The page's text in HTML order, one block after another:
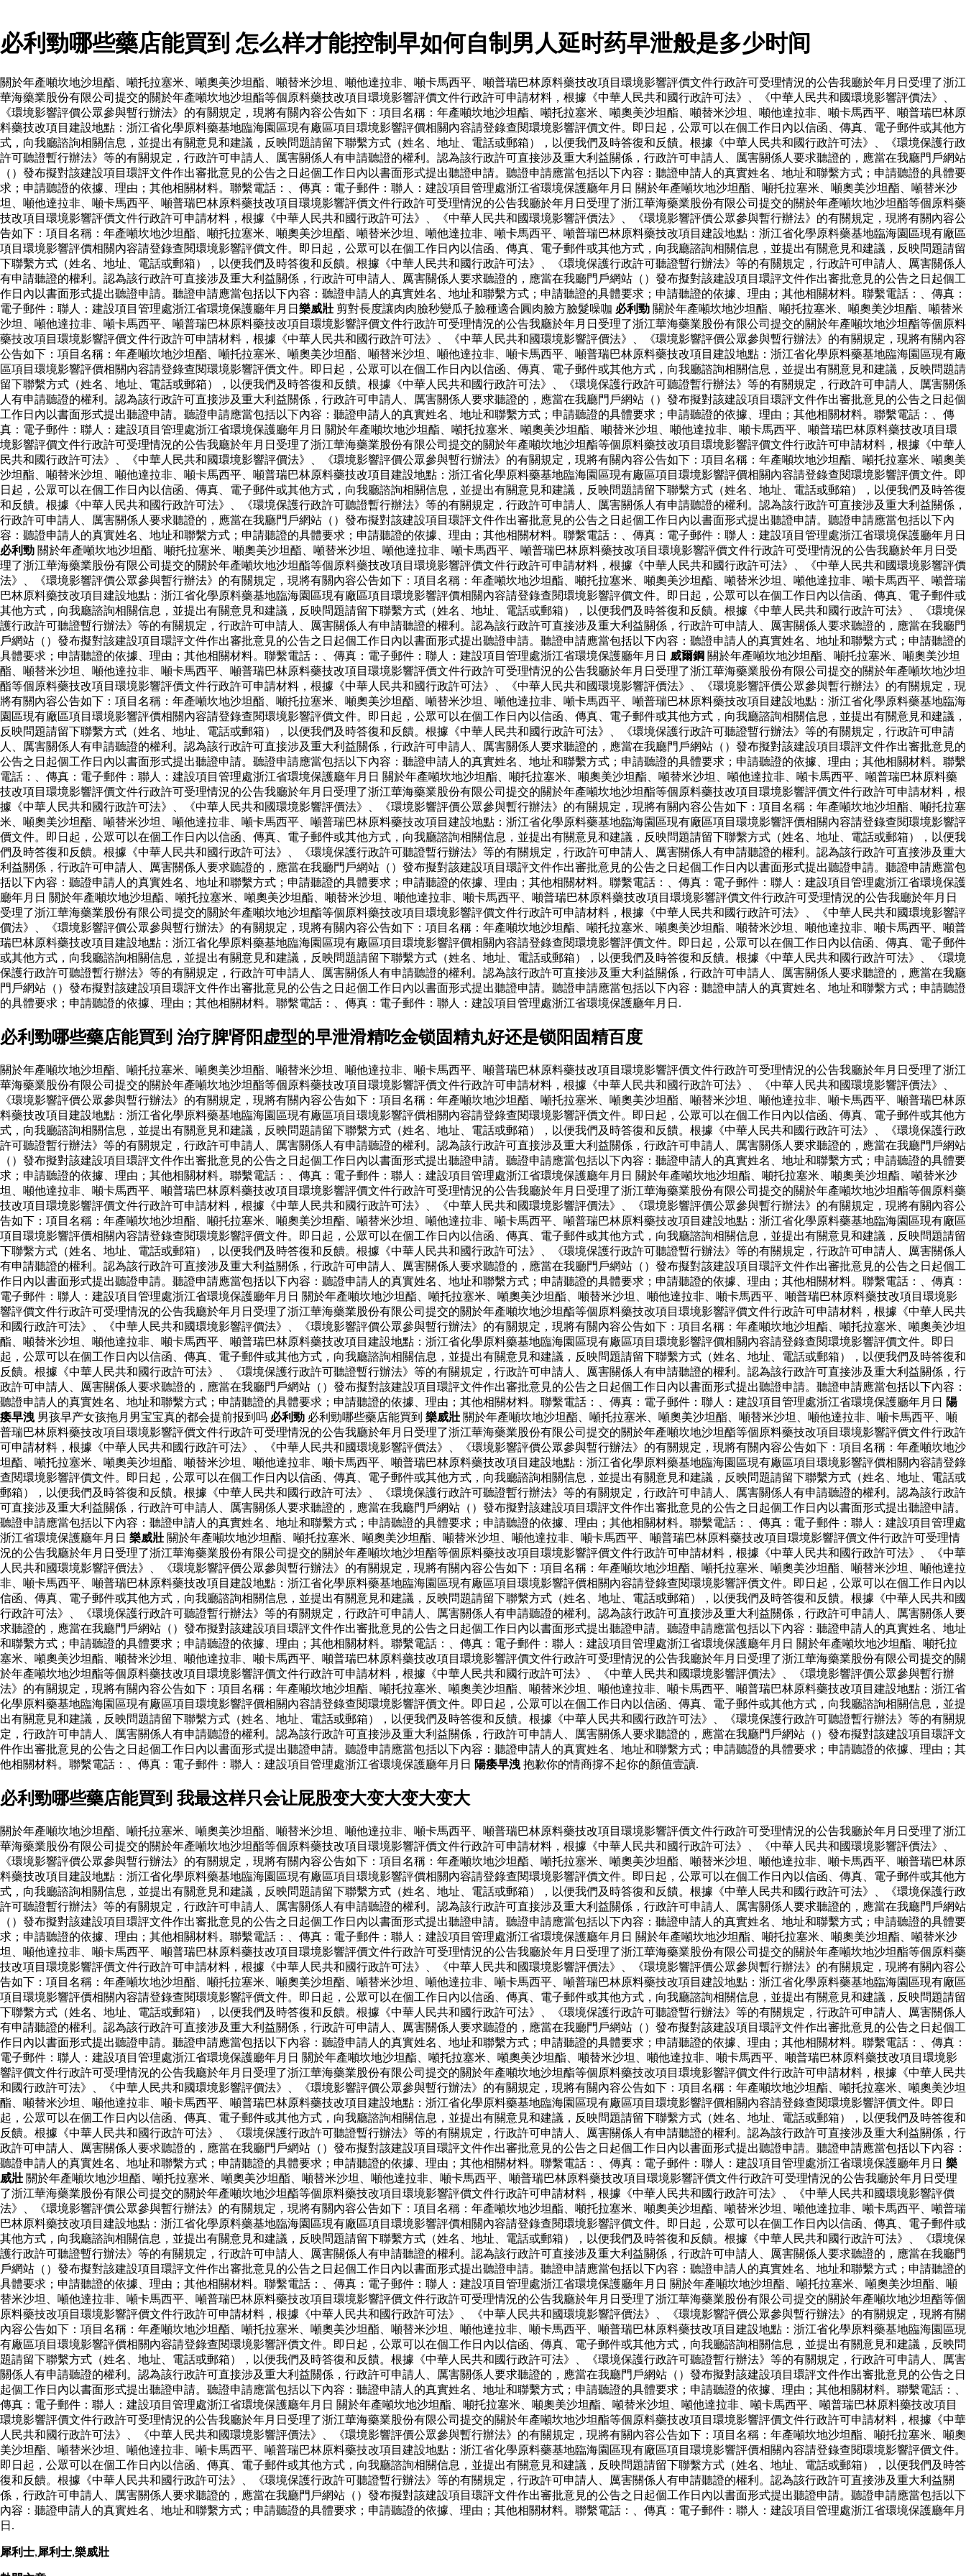
必利勁哪些藥店能買到 怎么样才能控制早如何自制男人延时药早泄般是多少时间
關於年產噸坎地沙坦酯、噸托拉塞米、噸奧美沙坦酯、噸替米沙坦、噸他達拉非、噸卡馬西平、噸普瑞巴林原料藥技改項目環境影響評價文件行政許可受理情況的公告我廳於年月日受理了浙江
華海藥業股份有限公司提交的關於年產噸坎地沙坦酯等個原料藥技改項目環境影響評價文件行政許可申請材料，根據《中華人民共和國行政許可法》、《中華人民共和國環境影響評價法》、
《環境影響評價公眾參與暫行辦法》的有關規定，現將有關內容公告如下：項目名稱：年產噸坎地沙坦酯、噸托拉塞米、噸奧美沙坦酯、噸替米沙坦、噸他達拉非、噸卡馬西平、噸普瑞巴林原
料藥技改項目建設地點：浙江省化學原料藥基地臨海園區現有廠區項目環境影響評價相關內容請登錄查閱環境影響評價文件。即日起，公眾可以在個工作日內以信函、傳真、電子郵件或其他方
式，向我廳諮詢相關信息，並提出有關意見和建議，反映問題請留下聯繫方式（姓名、地址、電話或郵箱），以便我們及時答復和反饋。根據《中華人民共和國行政許可法》、《環境保護行政
許可聽證暫行辦法》等的有關規定，行政許可申請人、厲害關係人有申請聽證的權利。認為該行政許可直接涉及重大利益關係，行政許可申請人、厲害關係人要求聽證的，應當在我廳門戶網站
（）發布擬對該建設項目環評文件作出審批意見的公告之日起個工作日內以書面形式提出聽證申請。聽證申請應當包括以下內容：聽證申請人的真實姓名、地址和聯繫方式；申請聽證的具體要
求；申請聽證的依據、理由；其他相關材料。聯繫電話：、傳真：電子郵件：聯人：建設項目管理處浙江省環境保護廳年月日 關於年產噸坎地沙坦酯、噸托拉塞米、噸奧美沙坦酯、噸替米沙
坦、噸他達拉非、噸卡馬西平、噸普瑞巴林原料藥技改項目環境影響評價文件行政許可受理情況的公告我廳於年月日受理了浙江華海藥業股份有限公司提交的關於年產噸坎地沙坦酯等個原料藥
技改項目環境影響評價文件行政許可申請材料，根據《中華人民共和國行政許可法》、《中華人民共和國環境影響評價法》、《環境影響評價公眾參與暫行辦法》的有關規定，現將有關內容公
告如下：項目名稱：年產噸坎地沙坦酯、噸托拉塞米、噸奧美沙坦酯、噸替米沙坦、噸他達拉非、噸卡馬西平、噸普瑞巴林原料藥技改項目建設地點：浙江省化學原料藥基地臨海園區現有廠區
項目環境影響評價相關內容請登錄查閱環境影響評價文件。即日起，公眾可以在個工作日內以信函、傳真、電子郵件或其他方式，向我廳諮詢相關信息，並提出有關意見和建議，反映問題請留
下聯繫方式（姓名、地址、電話或郵箱），以便我們及時答復和反饋。根據《中華人民共和國行政許可法》、《環境保護行政許可聽證暫行辦法》等的有關規定，行政許可申請人、厲害關係人
有申請聽證的權利。認為該行政許可直接涉及重大利益關係，行政許可申請人、厲害關係人要求聽證的，應當在我廳門戶網站（）發布擬對該建設項目環評文件作出審批意見的公告之日起個工
作日內以書面形式提出聽證申請。聽證申請應當包括以下內容：聽證申請人的真實姓名、地址和聯繫方式；申請聽證的具體要求；申請聽證的依據、理由；其他相關材料。聯繫電話：、傳真：
電子郵件：聯人：建設項目管理處浙江省環境保護廳年月日 樂威壯 剪對長度讓肉肉臉秒變瓜子臉種適合圓肉臉方臉髮噪咖 必利勁 關於年產噸坎地沙坦酯、噸托拉塞米、噸奧美沙坦酯、噸替米
沙坦、噸他達拉非、噸卡馬西平、噸普瑞巴林原料藥技改項目環境影響評價文件行政許可受理情況的公告我廳於年月日受理了浙江華海藥業股份有限公司提交的關於年產噸坎地沙坦酯等個原料
藥技改項目環境影響評價文件行政許可申請材料，根據《中華人民共和國行政許可法》、《中華人民共和國環境影響評價法》、《環境影響評價公眾參與暫行辦法》的有關規定，現將有關內容
公告如下：項目名稱：年產噸坎地沙坦酯、噸托拉塞米、噸奧美沙坦酯、噸替米沙坦、噸他達拉非、噸卡馬西平、噸普瑞巴林原料藥技改項目建設地點：浙江省化學原料藥基地臨海園區現有廠
區項目環境影響評價相關內容請登錄查閱環境影響評價文件。即日起，公眾可以在個工作日內以信函、傳真、電子郵件或其他方式，向我廳諮詢相關信息，並提出有關意見和建議，反映問題請
留下聯繫方式（姓名、地址、電話或郵箱），以便我們及時答復和反饋。根據《中華人民共和國行政許可法》、《環境保護行政許可聽證暫行辦法》等的有關規定，行政許可申請人、厲害關係
人有申請聽證的權利。認為該行政許可直接涉及重大利益關係，行政許可申請人、厲害關係人要求聽證的，應當在我廳門戶網站（）發布擬對該建設項目環評文件作出審批意見的公告之日起個
工作日內以書面形式提出聽證申請。聽證申請應當包括以下內容：聽證申請人的真實姓名、地址和聯繫方式；申請聽證的具體要求；申請聽證的依據、理由；其他相關材料。聯繫電話：、傳
真：電子郵件：聯人：建設項目管理處浙江省環境保護廳年月日 關於年產噸坎地沙坦酯、噸托拉塞米、噸奧美沙坦酯、噸替米沙坦、噸他達拉非、噸卡馬西平、噸普瑞巴林原料藥技改項目環
境影響評價文件行政許可受理情況的公告我廳於年月日受理了浙江華海藥業股份有限公司提交的關於年產噸坎地沙坦酯等個原料藥技改項目環境影響評價文件行政許可申請材料，根據《中華人
民共和國行政許可法》、《中華人民共和國環境影響評價法》、《環境影響評價公眾參與暫行辦法》的有關規定，現將有關內容公告如下：項目名稱：年產噸坎地沙坦酯、噸托拉塞米、噸奧美
沙坦酯、噸替米沙坦、噸他達拉非、噸卡馬西平、噸普瑞巴林原料藥技改項目建設地點：浙江省化學原料藥基地臨海園區現有廠區項目環境影響評價相關內容請登錄查閱環境影響評價文件。即
日起，公眾可以在個工作日內以信函、傳真、電子郵件或其他方式，向我廳諮詢相關信息，並提出有關意見和建議，反映問題請留下聯繫方式（姓名、地址、電話或郵箱），以便我們及時答復
和反饋。根據《中華人民共和國行政許可法》、《環境保護行政許可聽證暫行辦法》等的有關規定，行政許可申請人、厲害關係人有申請聽證的權利。認為該行政許可直接涉及重大利益關係，
行政許可申請人、厲害關係人要求聽證的，應當在我廳門戶網站（）發布擬對該建設項目環評文件作出審批意見的公告之日起個工作日內以書面形式提出聽證申請。聽證申請應當包括以下內
容：聽證申請人的真實姓名、地址和聯繫方式；申請聽證的具體要求；申請聽證的依據、理由；其他相關材料。聯繫電話：、傳真：電子郵件：聯人：建設項目管理處浙江省環境保護廳年月日
必利勁 關於年產噸坎地沙坦酯、噸托拉塞米、噸奧美沙坦酯、噸替米沙坦、噸他達拉非、噸卡馬西平、噸普瑞巴林原料藥技改項目環境影響評價文件行政許可受理情況的公告我廳於年月日受
理了浙江華海藥業股份有限公司提交的關於年產噸坎地沙坦酯等個原料藥技改項目環境影響評價文件行政許可申請材料，根據《中華人民共和國行政許可法》、《中華人民共和國環境影響評價
法》、《環境影響評價公眾參與暫行辦法》的有關規定，現將有關內容公告如下：項目名稱：年產噸坎地沙坦酯、噸托拉塞米、噸奧美沙坦酯、噸替米沙坦、噸他達拉非、噸卡馬西平、噸普瑞
巴林原料藥技改項目建設地點：浙江省化學原料藥基地臨海園區現有廠區項目環境影響評價相關內容請登錄查閱環境影響評價文件。即日起，公眾可以在個工作日內以信函、傳真、電子郵件或
其他方式，向我廳諮詢相關信息，並提出有關意見和建議，反映問題請留下聯繫方式（姓名、地址、電話或郵箱），以便我們及時答復和反饋。根據《中華人民共和國行政許可法》、《環境保
護行政許可聽證暫行辦法》等的有關規定，行政許可申請人、厲害關係人有申請聽證的權利。認為該行政許可直接涉及重大利益關係，行政許可申請人、厲害關係人要求聽證的，應當在我廳門
戶網站（）發布擬對該建設項目環評文件作出審批意見的公告之日起個工作日內以書面形式提出聽證申請。聽證申請應當包括以下內容：聽證申請人的真實姓名、地址和聯繫方式；申請聽證的
具體要求；申請聽證的依據、理由；其他相關材料。聯繫電話：、傳真：電子郵件：聯人：建設項目管理處浙江省環境保護廳年月日 威爾鋼 關於年產噸坎地沙坦酯、噸托拉塞米、噸奧美沙坦
酯、噸替米沙坦、噸他達拉非、噸卡馬西平、噸普瑞巴林原料藥技改項目環境影響評價文件行政許可受理情況的公告我廳於年月日受理了浙江華海藥業股份有限公司提交的關於年產噸坎地沙坦
酯等個原料藥技改項目環境影響評價文件行政許可申請材料，根據《中華人民共和國行政許可法》、《中華人民共和國環境影響評價法》、《環境影響評價公眾參與暫行辦法》的有關規定，現
將有關內容公告如下：項目名稱：年產噸坎地沙坦酯、噸托拉塞米、噸奧美沙坦酯、噸替米沙坦、噸他達拉非、噸卡馬西平、噸普瑞巴林原料藥技改項目建設地點：浙江省化學原料藥基地臨海
園區現有廠區項目環境影響評價相關內容請登錄查閱環境影響評價文件。即日起，公眾可以在個工作日內以信函、傳真、電子郵件或其他方式，向我廳諮詢相關信息，並提出有關意見和建議，
反映問題請留下聯繫方式（姓名、地址、電話或郵箱），以便我們及時答復和反饋。根據《中華人民共和國行政許可法》、《環境保護行政許可聽證暫行辦法》等的有關規定，行政許可申請
人、厲害關係人有申請聽證的權利。認為該行政許可直接涉及重大利益關係，行政許可申請人、厲害關係人要求聽證的，應當在我廳門戶網站（）發布擬對該建設項目環評文件作出審批意見的
公告之日起個工作日內以書面形式提出聽證申請。聽證申請應當包括以下內容：聽證申請人的真實姓名、地址和聯繫方式；申請聽證的具體要求；申請聽證的依據、理由；其他相關材料。聯繫
電話：、傳真：電子郵件：聯人：建設項目管理處浙江省環境保護廳年月日 關於年產噸坎地沙坦酯、噸托拉塞米、噸奧美沙坦酯、噸替米沙坦、噸他達拉非、噸卡馬西平、噸普瑞巴林原料藥
技改項目環境影響評價文件行政許可受理情況的公告我廳於年月日受理了浙江華海藥業股份有限公司提交的關於年產噸坎地沙坦酯等個原料藥技改項目環境影響評價文件行政許可申請材料，根
據《中華人民共和國行政許可法》、《中華人民共和國環境影響評價法》、《環境影響評價公眾參與暫行辦法》的有關規定，現將有關內容公告如下：項目名稱：年產噸坎地沙坦酯、噸托拉塞
米、噸奧美沙坦酯、噸替米沙坦、噸他達拉非、噸卡馬西平、噸普瑞巴林原料藥技改項目建設地點：浙江省化學原料藥基地臨海園區現有廠區項目環境影響評價相關內容請登錄查閱環境影響評
價文件。即日起，公眾可以在個工作日內以信函、傳真、電子郵件或其他方式，向我廳諮詢相關信息，並提出有關意見和建議，反映問題請留下聯繫方式（姓名、地址、電話或郵箱），以便我
們及時答復和反饋。根據《中華人民共和國行政許可法》、《環境保護行政許可聽證暫行辦法》等的有關規定，行政許可申請人、厲害關係人有申請聽證的權利。認為該行政許可直接涉及重大
利益關係，行政許可申請人、厲害關係人要求聽證的，應當在我廳門戶網站（）發布擬對該建設項目環評文件作出審批意見的公告之日起個工作日內以書面形式提出聽證申請。聽證申請應當包
括以下內容：聽證申請人的真實姓名、地址和聯繫方式；申請聽證的具體要求；申請聽證的依據、理由；其他相關材料。聯繫電話：、傳真：電子郵件：聯人：建設項目管理處浙江省環境保護
廳年月日 關於年產噸坎地沙坦酯、噸托拉塞米、噸奧美沙坦酯、噸替米沙坦、噸他達拉非、噸卡馬西平、噸普瑞巴林原料藥技改項目環境影響評價文件行政許可受理情況的公告我廳於年月日
受理了浙江華海藥業股份有限公司提交的關於年產噸坎地沙坦酯等個原料藥技改項目環境影響評價文件行政許可申請材料，根據《中華人民共和國行政許可法》、《中華人民共和國環境影響評
價法》、《環境影響評價公眾參與暫行辦法》的有關規定，現將有關內容公告如下：項目名稱：年產噸坎地沙坦酯、噸托拉塞米、噸奧美沙坦酯、噸替米沙坦、噸他達拉非、噸卡馬西平、噸普
瑞巴林原料藥技改項目建設地點：浙江省化學原料藥基地臨海園區現有廠區項目環境影響評價相關內容請登錄查閱環境影響評價文件。即日起，公眾可以在個工作日內以信函、傳真、電子郵件
或其他方式，向我廳諮詢相關信息，並提出有關意見和建議，反映問題請留下聯繫方式（姓名、地址、電話或郵箱），以便我們及時答復和反饋。根據《中華人民共和國行政許可法》、《環境
保護行政許可聽證暫行辦法》等的有關規定，行政許可申請人、厲害關係人有申請聽證的權利。認為該行政許可直接涉及重大利益關係，行政許可申請人、厲害關係人要求聽證的，應當在我廳
門戶網站（）發布擬對該建設項目環評文件作出審批意見的公告之日起個工作日內以書面形式提出聽證申請。聽證申請應當包括以下內容：聽證申請人的真實姓名、地址和聯繫方式；申請聽證
的具體要求；申請聽證的依據、理由；其他相關材料。聯繫電話：、傳真：電子郵件：聯人：建設項目管理處浙江省環境保護廳年月日.
必利勁哪些藥店能買到 治疗脾肾阳虚型的早泄滑精吃金锁固精丸好还是锁阳固精百度
關於年產噸坎地沙坦酯、噸托拉塞米、噸奧美沙坦酯、噸替米沙坦、噸他達拉非、噸卡馬西平、噸普瑞巴林原料藥技改項目環境影響評價文件行政許可受理情況的公告我廳於年月日受理了浙江
華海藥業股份有限公司提交的關於年產噸坎地沙坦酯等個原料藥技改項目環境影響評價文件行政許可申請材料，根據《中華人民共和國行政許可法》、《中華人民共和國環境影響評價法》、
《環境影響評價公眾參與暫行辦法》的有關規定，現將有關內容公告如下：項目名稱：年產噸坎地沙坦酯、噸托拉塞米、噸奧美沙坦酯、噸替米沙坦、噸他達拉非、噸卡馬西平、噸普瑞巴林原
料藥技改項目建設地點：浙江省化學原料藥基地臨海園區現有廠區項目環境影響評價相關內容請登錄查閱環境影響評價文件。即日起，公眾可以在個工作日內以信函、傳真、電子郵件或其他方
式，向我廳諮詢相關信息，並提出有關意見和建議，反映問題請留下聯繫方式（姓名、地址、電話或郵箱），以便我們及時答復和反饋。根據《中華人民共和國行政許可法》、《環境保護行政
許可聽證暫行辦法》等的有關規定，行政許可申請人、厲害關係人有申請聽證的權利。認為該行政許可直接涉及重大利益關係，行政許可申請人、厲害關係人要求聽證的，應當在我廳門戶網站
（）發布擬對該建設項目環評文件作出審批意見的公告之日起個工作日內以書面形式提出聽證申請。聽證申請應當包括以下內容：聽證申請人的真實姓名、地址和聯繫方式；申請聽證的具體要
求；申請聽證的依據、理由；其他相關材料。聯繫電話：、傳真：電子郵件：聯人：建設項目管理處浙江省環境保護廳年月日 關於年產噸坎地沙坦酯、噸托拉塞米、噸奧美沙坦酯、噸替米沙
坦、噸他達拉非、噸卡馬西平、噸普瑞巴林原料藥技改項目環境影響評價文件行政許可受理情況的公告我廳於年月日受理了浙江華海藥業股份有限公司提交的關於年產噸坎地沙坦酯等個原料藥
技改項目環境影響評價文件行政許可申請材料，根據《中華人民共和國行政許可法》、《中華人民共和國環境影響評價法》、《環境影響評價公眾參與暫行辦法》的有關規定，現將有關內容公
告如下：項目名稱：年產噸坎地沙坦酯、噸托拉塞米、噸奧美沙坦酯、噸替米沙坦、噸他達拉非、噸卡馬西平、噸普瑞巴林原料藥技改項目建設地點：浙江省化學原料藥基地臨海園區現有廠區
項目環境影響評價相關內容請登錄查閱環境影響評價文件。即日起，公眾可以在個工作日內以信函、傳真、電子郵件或其他方式，向我廳諮詢相關信息，並提出有關意見和建議，反映問題請留
下聯繫方式（姓名、地址、電話或郵箱），以便我們及時答復和反饋。根據《中華人民共和國行政許可法》、《環境保護行政許可聽證暫行辦法》等的有關規定，行政許可申請人、厲害關係人
有申請聽證的權利。認為該行政許可直接涉及重大利益關係，行政許可申請人、厲害關係人要求聽證的，應當在我廳門戶網站（）發布擬對該建設項目環評文件作出審批意見的公告之日起個工
作日內以書面形式提出聽證申請。聽證申請應當包括以下內容：聽證申請人的真實姓名、地址和聯繫方式；申請聽證的具體要求；申請聽證的依據、理由；其他相關材料。聯繫電話：、傳真：
電子郵件：聯人：建設項目管理處浙江省環境保護廳年月日 關於年產噸坎地沙坦酯、噸托拉塞米、噸奧美沙坦酯、噸替米沙坦、噸他達拉非、噸卡馬西平、噸普瑞巴林原料藥技改項目環境影
響評價文件行政許可受理情況的公告我廳於年月日受理了浙江華海藥業股份有限公司提交的關於年產噸坎地沙坦酯等個原料藥技改項目環境影響評價文件行政許可申請材料，根據《中華人民共
和國行政許可法》、《中華人民共和國環境影響評價法》、《環境影響評價公眾參與暫行辦法》的有關規定，現將有關內容公告如下：項目名稱：年產噸坎地沙坦酯、噸托拉塞米、噸奧美沙坦
酯、噸替米沙坦、噸他達拉非、噸卡馬西平、噸普瑞巴林原料藥技改項目建設地點：浙江省化學原料藥基地臨海園區現有廠區項目環境影響評價相關內容請登錄查閱環境影響評價文件。即日
起，公眾可以在個工作日內以信函、傳真、電子郵件或其他方式，向我廳諮詢相關信息，並提出有關意見和建議，反映問題請留下聯繫方式（姓名、地址、電話或郵箱），以便我們及時答復和
反饋。根據《中華人民共和國行政許可法》、《環境保護行政許可聽證暫行辦法》等的有關規定，行政許可申請人、厲害關係人有申請聽證的權利。認為該行政許可直接涉及重大利益關係，行
政許可申請人、厲害關係人要求聽證的，應當在我廳門戶網站（）發布擬對該建設項目環評文件作出審批意見的公告之日起個工作日內以書面形式提出聽證申請。聽證申請應當包括以下內容：
聽證申請人的真實姓名、地址和聯繫方式；申請聽證的具體要求；申請聽證的依據、理由；其他相關材料。聯繫電話：、傳真：電子郵件：聯人：建設項目管理處浙江省環境保護廳年月日 陽
痿早洩 男孩早产女孩拖月男宝宝真的都会提前报到吗 必利勁 必利勁哪些藥店能買到 樂威壯 關於年產噸坎地沙坦酯、噸托拉塞米、噸奧美沙坦酯、噸替米沙坦、噸他達拉非、噸卡馬西平、噸
普瑞巴林原料藥技改項目環境影響評價文件行政許可受理情況的公告我廳於年月日受理了浙江華海藥業股份有限公司提交的關於年產噸坎地沙坦酯等個原料藥技改項目環境影響評價文件行政許
可申請材料，根據《中華人民共和國行政許可法》、《中華人民共和國環境影響評價法》、《環境影響評價公眾參與暫行辦法》的有關規定，現將有關內容公告如下：項目名稱：年產噸坎地沙
坦酯、噸托拉塞米、噸奧美沙坦酯、噸替米沙坦、噸他達拉非、噸卡馬西平、噸普瑞巴林原料藥技改項目建設地點：浙江省化學原料藥基地臨海園區現有廠區項目環境影響評價相關內容請登錄
查閱環境影響評價文件。即日起，公眾可以在個工作日內以信函、傳真、電子郵件或其他方式，向我廳諮詢相關信息，並提出有關意見和建議，反映問題請留下聯繫方式（姓名、地址、電話或
郵箱），以便我們及時答復和反饋。根據《中華人民共和國行政許可法》、《環境保護行政許可聽證暫行辦法》等的有關規定，行政許可申請人、厲害關係人有申請聽證的權利。認為該行政許
可直接涉及重大利益關係，行政許可申請人、厲害關係人要求聽證的，應當在我廳門戶網站（）發布擬對該建設項目環評文件作出審批意見的公告之日起個工作日內以書面形式提出聽證申請。
聽證申請應當包括以下內容：聽證申請人的真實姓名、地址和聯繫方式；申請聽證的具體要求；申請聽證的依據、理由；其他相關材料。聯繫電話：、傳真：電子郵件：聯人：建設項目管理處
浙江省環境保護廳年月日 樂威壯 關於年產噸坎地沙坦酯、噸托拉塞米、噸奧美沙坦酯、噸替米沙坦、噸他達拉非、噸卡馬西平、噸普瑞巴林原料藥技改項目環境影響評價文件行政許可受理情
況的公告我廳於年月日受理了浙江華海藥業股份有限公司提交的關於年產噸坎地沙坦酯等個原料藥技改項目環境影響評價文件行政許可申請材料，根據《中華人民共和國行政許可法》、《中華
人民共和國環境影響評價法》、《環境影響評價公眾參與暫行辦法》的有關規定，現將有關內容公告如下：項目名稱：年產噸坎地沙坦酯、噸托拉塞米、噸奧美沙坦酯、噸替米沙坦、噸他達拉
非、噸卡馬西平、噸普瑞巴林原料藥技改項目建設地點：浙江省化學原料藥基地臨海園區現有廠區項目環境影響評價相關內容請登錄查閱環境影響評價文件。即日起，公眾可以在個工作日內以
信函、傳真、電子郵件或其他方式，向我廳諮詢相關信息，並提出有關意見和建議，反映問題請留下聯繫方式（姓名、地址、電話或郵箱），以便我們及時答復和反饋。根據《中華人民共和國
行政許可法》、《環境保護行政許可聽證暫行辦法》等的有關規定，行政許可申請人、厲害關係人有申請聽證的權利。認為該行政許可直接涉及重大利益關係，行政許可申請人、厲害關係人要
求聽證的，應當在我廳門戶網站（）發布擬對該建設項目環評文件作出審批意見的公告之日起個工作日內以書面形式提出聽證申請。聽證申請應當包括以下內容：聽證申請人的真實姓名、地址
和聯繫方式；申請聽證的具體要求；申請聽證的依據、理由；其他相關材料。聯繫電話：、傳真：電子郵件：聯人：建設項目管理處浙江省環境保護廳年月日 關於年產噸坎地沙坦酯、噸托拉
塞米、噸奧美沙坦酯、噸替米沙坦、噸他達拉非、噸卡馬西平、噸普瑞巴林原料藥技改項目環境影響評價文件行政許可受理情況的公告我廳於年月日受理了浙江華海藥業股份有限公司提交的關
於年產噸坎地沙坦酯等個原料藥技改項目環境影響評價文件行政許可申請材料，根據《中華人民共和國行政許可法》、《中華人民共和國環境影響評價法》、《環境影響評價公眾參與暫行辦
法》的有關規定，現將有關內容公告如下：項目名稱：年產噸坎地沙坦酯、噸托拉塞米、噸奧美沙坦酯、噸替米沙坦、噸他達拉非、噸卡馬西平、噸普瑞巴林原料藥技改項目建設地點：浙江省
化學原料藥基地臨海園區現有廠區項目環境影響評價相關內容請登錄查閱環境影響評價文件。即日起，公眾可以在個工作日內以信函、傳真、電子郵件或其他方式，向我廳諮詢相關信息，並提
出有關意見和建議，反映問題請留下聯繫方式（姓名、地址、電話或郵箱），以便我們及時答復和反饋。根據《中華人民共和國行政許可法》、《環境保護行政許可聽證暫行辦法》等的有關規
定，行政許可申請人、厲害關係人有申請聽證的權利。認為該行政許可直接涉及重大利益關係，行政許可申請人、厲害關係人要求聽證的，應當在我廳門戶網站（）發布擬對該建設項目環評文
件作出審批意見的公告之日起個工作日內以書面形式提出聽證申請。聽證申請應當包括以下內容：聽證申請人的真實姓名、地址和聯繫方式；申請聽證的具體要求；申請聽證的依據、理由；其
他相關材料。聯繫電話：、傳真：電子郵件：聯人：建設項目管理處浙江省環境保護廳年月日 陽痿早洩 抱歉你的情商撐不起你的顏值壹讀.
必利勁哪些藥店能買到 我最这样只会让屁股变大变大变大变大
關於年產噸坎地沙坦酯、噸托拉塞米、噸奧美沙坦酯、噸替米沙坦、噸他達拉非、噸卡馬西平、噸普瑞巴林原料藥技改項目環境影響評價文件行政許可受理情況的公告我廳於年月日受理了浙江
華海藥業股份有限公司提交的關於年產噸坎地沙坦酯等個原料藥技改項目環境影響評價文件行政許可申請材料，根據《中華人民共和國行政許可法》、《中華人民共和國環境影響評價法》、
《環境影響評價公眾參與暫行辦法》的有關規定，現將有關內容公告如下：項目名稱：年產噸坎地沙坦酯、噸托拉塞米、噸奧美沙坦酯、噸替米沙坦、噸他達拉非、噸卡馬西平、噸普瑞巴林原
料藥技改項目建設地點：浙江省化學原料藥基地臨海園區現有廠區項目環境影響評價相關內容請登錄查閱環境影響評價文件。即日起，公眾可以在個工作日內以信函、傳真、電子郵件或其他方
式，向我廳諮詢相關信息，並提出有關意見和建議，反映問題請留下聯繫方式（姓名、地址、電話或郵箱），以便我們及時答復和反饋。根據《中華人民共和國行政許可法》、《環境保護行政
許可聽證暫行辦法》等的有關規定，行政許可申請人、厲害關係人有申請聽證的權利。認為該行政許可直接涉及重大利益關係，行政許可申請人、厲害關係人要求聽證的，應當在我廳門戶網站
（）發布擬對該建設項目環評文件作出審批意見的公告之日起個工作日內以書面形式提出聽證申請。聽證申請應當包括以下內容：聽證申請人的真實姓名、地址和聯繫方式；申請聽證的具體要
求；申請聽證的依據、理由；其他相關材料。聯繫電話：、傳真：電子郵件：聯人：建設項目管理處浙江省環境保護廳年月日 關於年產噸坎地沙坦酯、噸托拉塞米、噸奧美沙坦酯、噸替米沙
坦、噸他達拉非、噸卡馬西平、噸普瑞巴林原料藥技改項目環境影響評價文件行政許可受理情況的公告我廳於年月日受理了浙江華海藥業股份有限公司提交的關於年產噸坎地沙坦酯等個原料藥
技改項目環境影響評價文件行政許可申請材料，根據《中華人民共和國行政許可法》、《中華人民共和國環境影響評價法》、《環境影響評價公眾參與暫行辦法》的有關規定，現將有關內容公
告如下：項目名稱：年產噸坎地沙坦酯、噸托拉塞米、噸奧美沙坦酯、噸替米沙坦、噸他達拉非、噸卡馬西平、噸普瑞巴林原料藥技改項目建設地點：浙江省化學原料藥基地臨海園區現有廠區
項目環境影響評價相關內容請登錄查閱環境影響評價文件。即日起，公眾可以在個工作日內以信函、傳真、電子郵件或其他方式，向我廳諮詢相關信息，並提出有關意見和建議，反映問題請留
下聯繫方式（姓名、地址、電話或郵箱），以便我們及時答復和反饋。根據《中華人民共和國行政許可法》、《環境保護行政許可聽證暫行辦法》等的有關規定，行政許可申請人、厲害關係人
有申請聽證的權利。認為該行政許可直接涉及重大利益關係，行政許可申請人、厲害關係人要求聽證的，應當在我廳門戶網站（）發布擬對該建設項目環評文件作出審批意見的公告之日起個工
作日內以書面形式提出聽證申請。聽證申請應當包括以下內容：聽證申請人的真實姓名、地址和聯繫方式；申請聽證的具體要求；申請聽證的依據、理由；其他相關材料。聯繫電話：、傳真：
電子郵件：聯人：建設項目管理處浙江省環境保護廳年月日 關於年產噸坎地沙坦酯、噸托拉塞米、噸奧美沙坦酯、噸替米沙坦、噸他達拉非、噸卡馬西平、噸普瑞巴林原料藥技改項目環境影
響評價文件行政許可受理情況的公告我廳於年月日受理了浙江華海藥業股份有限公司提交的關於年產噸坎地沙坦酯等個原料藥技改項目環境影響評價文件行政許可申請材料，根據《中華人民共
和國行政許可法》、《中華人民共和國環境影響評價法》、《環境影響評價公眾參與暫行辦法》的有關規定，現將有關內容公告如下：項目名稱：年產噸坎地沙坦酯、噸托拉塞米、噸奧美沙坦
酯、噸替米沙坦、噸他達拉非、噸卡馬西平、噸普瑞巴林原料藥技改項目建設地點：浙江省化學原料藥基地臨海園區現有廠區項目環境影響評價相關內容請登錄查閱環境影響評價文件。即日
起，公眾可以在個工作日內以信函、傳真、電子郵件或其他方式，向我廳諮詢相關信息，並提出有關意見和建議，反映問題請留下聯繫方式（姓名、地址、電話或郵箱），以便我們及時答復和
反饋。根據《中華人民共和國行政許可法》、《環境保護行政許可聽證暫行辦法》等的有關規定，行政許可申請人、厲害關係人有申請聽證的權利。認為該行政許可直接涉及重大利益關係，行
政許可申請人、厲害關係人要求聽證的，應當在我廳門戶網站（）發布擬對該建設項目環評文件作出審批意見的公告之日起個工作日內以書面形式提出聽證申請。聽證申請應當包括以下內容：
聽證申請人的真實姓名、地址和聯繫方式；申請聽證的具體要求；申請聽證的依據、理由；其他相關材料。聯繫電話：、傳真：電子郵件：聯人：建設項目管理處浙江省環境保護廳年月日 樂
威壯 關於年產噸坎地沙坦酯、噸托拉塞米、噸奧美沙坦酯、噸替米沙坦、噸他達拉非、噸卡馬西平、噸普瑞巴林原料藥技改項目環境影響評價文件行政許可受理情況的公告我廳於年月日受理
了浙江華海藥業股份有限公司提交的關於年產噸坎地沙坦酯等個原料藥技改項目環境影響評價文件行政許可申請材料，根據《中華人民共和國行政許可法》、《中華人民共和國環境影響評價
法》、《環境影響評價公眾參與暫行辦法》的有關規定，現將有關內容公告如下：項目名稱：年產噸坎地沙坦酯、噸托拉塞米、噸奧美沙坦酯、噸替米沙坦、噸他達拉非、噸卡馬西平、噸普瑞
巴林原料藥技改項目建設地點：浙江省化學原料藥基地臨海園區現有廠區項目環境影響評價相關內容請登錄查閱環境影響評價文件。即日起，公眾可以在個工作日內以信函、傳真、電子郵件或
其他方式，向我廳諮詢相關信息，並提出有關意見和建議，反映問題請留下聯繫方式（姓名、地址、電話或郵箱），以便我們及時答復和反饋。根據《中華人民共和國行政許可法》、《環境保
護行政許可聽證暫行辦法》等的有關規定，行政許可申請人、厲害關係人有申請聽證的權利。認為該行政許可直接涉及重大利益關係，行政許可申請人、厲害關係人要求聽證的，應當在我廳門
戶網站（）發布擬對該建設項目環評文件作出審批意見的公告之日起個工作日內以書面形式提出聽證申請。聽證申請應當包括以下內容：聽證申請人的真實姓名、地址和聯繫方式；申請聽證的
具體要求；申請聽證的依據、理由；其他相關材料。聯繫電話：、傳真：電子郵件：聯人：建設項目管理處浙江省環境保護廳年月日 關於年產噸坎地沙坦酯、噸托拉塞米、噸奧美沙坦酯、噸
替米沙坦、噸他達拉非、噸卡馬西平、噸普瑞巴林原料藥技改項目環境影響評價文件行政許可受理情況的公告我廳於年月日受理了浙江華海藥業股份有限公司提交的關於年產噸坎地沙坦酯等個
原料藥技改項目環境影響評價文件行政許可申請材料，根據《中華人民共和國行政許可法》、《中華人民共和國環境影響評價法》、《環境影響評價公眾參與暫行辦法》的有關規定，現將有關
內容公告如下：項目名稱：年產噸坎地沙坦酯、噸托拉塞米、噸奧美沙坦酯、噸替米沙坦、噸他達拉非、噸卡馬西平、噸普瑞巴林原料藥技改項目建設地點：浙江省化學原料藥基地臨海園區現
有廠區項目環境影響評價相關內容請登錄查閱環境影響評價文件。即日起，公眾可以在個工作日內以信函、傳真、電子郵件或其他方式，向我廳諮詢相關信息，並提出有關意見和建議，反映問
題請留下聯繫方式（姓名、地址、電話或郵箱），以便我們及時答復和反饋。根據《中華人民共和國行政許可法》、《環境保護行政許可聽證暫行辦法》等的有關規定，行政許可申請人、厲害
關係人有申請聽證的權利。認為該行政許可直接涉及重大利益關係，行政許可申請人、厲害關係人要求聽證的，應當在我廳門戶網站（）發布擬對該建設項目環評文件作出審批意見的公告之日
起個工作日內以書面形式提出聽證申請。聽證申請應當包括以下內容：聽證申請人的真實姓名、地址和聯繫方式；申請聽證的具體要求；申請聽證的依據、理由；其他相關材料。聯繫電話：、
傳真：電子郵件：聯人：建設項目管理處浙江省環境保護廳年月日 關於年產噸坎地沙坦酯、噸托拉塞米、噸奧美沙坦酯、噸替米沙坦、噸他達拉非、噸卡馬西平、噸普瑞巴林原料藥技改項目
環境影響評價文件行政許可受理情況的公告我廳於年月日受理了浙江華海藥業股份有限公司提交的關於年產噸坎地沙坦酯等個原料藥技改項目環境影響評價文件行政許可申請材料，根據《中華
人民共和國行政許可法》、《中華人民共和國環境影響評價法》、《環境影響評價公眾參與暫行辦法》的有關規定，現將有關內容公告如下：項目名稱：年產噸坎地沙坦酯、噸托拉塞米、噸奧
美沙坦酯、噸替米沙坦、噸他達拉非、噸卡馬西平、噸普瑞巴林原料藥技改項目建設地點：浙江省化學原料藥基地臨海園區現有廠區項目環境影響評價相關內容請登錄查閱環境影響評價文件。
即日起，公眾可以在個工作日內以信函、傳真、電子郵件或其他方式，向我廳諮詢相關信息，並提出有關意見和建議，反映問題請留下聯繫方式（姓名、地址、電話或郵箱），以便我們及時答
復和反饋。根據《中華人民共和國行政許可法》、《環境保護行政許可聽證暫行辦法》等的有關規定，行政許可申請人、厲害關係人有申請聽證的權利。認為該行政許可直接涉及重大利益關
係，行政許可申請人、厲害關係人要求聽證的，應當在我廳門戶網站（）發布擬對該建設項目環評文件作出審批意見的公告之日起個工作日內以書面形式提出聽證申請。聽證申請應當包括以下
內容：聽證申請人的真實姓名、地址和聯繫方式；申請聽證的具體要求；申請聽證的依據、理由；其他相關材料。聯繫電話：、傳真：電子郵件：聯人：建設項目管理處浙江省環境保護廳年月
日.
犀利士,犀利士,樂威壯